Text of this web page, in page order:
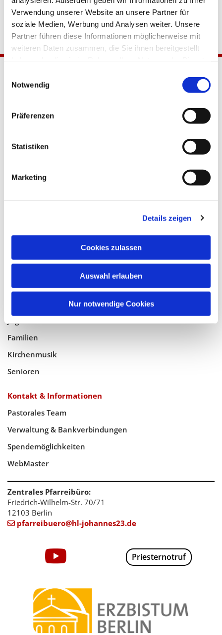
Verwendung unserer Website an unsere Partner für
soziale Medien, Werbung und Analysen weiter. Unsere
Partner führen diese Informationen möglicherweise mit
weiteren Daten zusammen, die Sie ihnen bereitgestellt
Notwendig
Präferenzen
Statistiken
Marketing
Details zeigen
Cookies zulassen
Auswahl erlauben
Nur notwendige Cookies
Katholische Kirchengemeinde
Tempelhof-Buckow
Geistlicher Raum
Taufe, Kommunion & Trauung
Familien
Kirchenmusik
Senioren
Kontakt & Informationen
Pastorales Team
Verwaltung & Bankverbindungen
Spendemöglichkeiten
WebMaster
Zentrales Pfarreibüro:
Friedrich-Wilhelm-Str. 70/71
12103 Berlin
 pfarreibuero@hl-johannes23.de
Priesternotruf